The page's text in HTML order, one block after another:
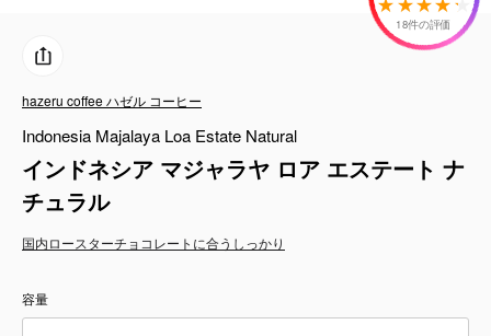
ギフトセット
リキッド
特集
卸販売
18件の評価
hazeru coffee ハゼル コーヒー
Indonesia Majalaya Loa Estate Natural
インドネシア マジャラヤ ロア エステート ナ
チュラル
国内ロースターチョコレートに合う しっかり
容量